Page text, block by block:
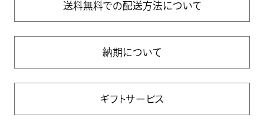
送料無料での配送方法について
納期について
ギフトサービス